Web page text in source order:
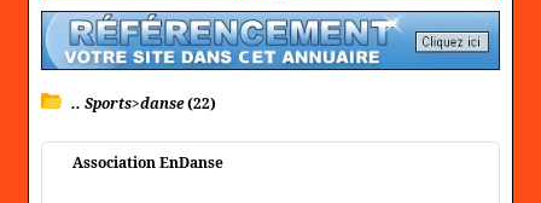
.. Sports>danse(22)
Association EnDanse